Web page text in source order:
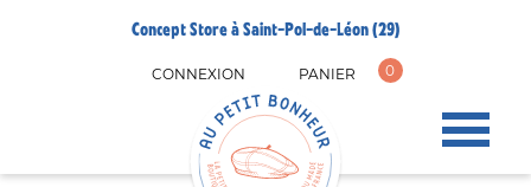
Concept Store à Saint-Pol-de-Léon (29)
CONNEXION PANIER 0